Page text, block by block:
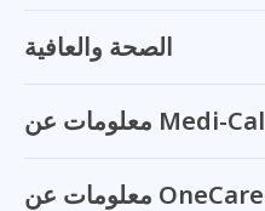
الصحة والعافية
معلومات عن Medi-Cal
معلومات عن OneCare